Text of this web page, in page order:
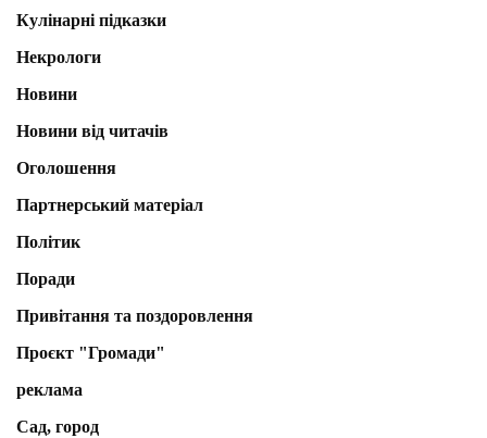
Кулінарні підказки
Некрологи
Новини
Новини від читачів
Оголошення
Партнерський матеріал
Політик
Поради
Привітання та поздоровлення
Проєкт "Громади"
реклама
Сад, город